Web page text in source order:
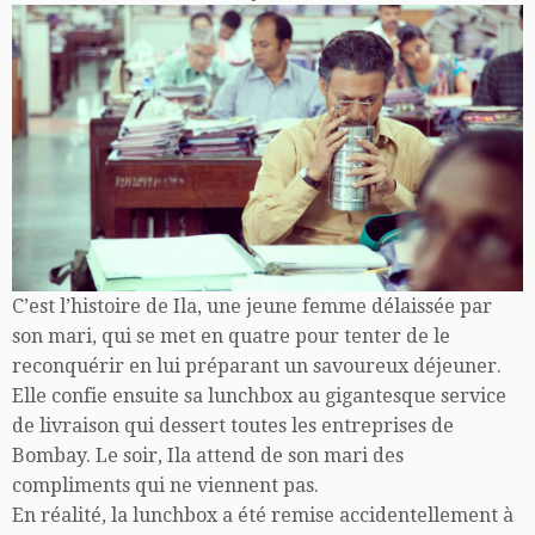
C’est l’histoire de Ila, une jeune femme délaissée par
son mari, qui se met en quatre pour tenter de le
reconquérir en lui préparant un savoureux déjeuner.
Elle confie ensuite sa lunchbox au gigantesque service
de livraison qui dessert toutes les entreprises de
Bombay. Le soir, Ila attend de son mari des
compliments qui ne viennent pas.
En réalité, la lunchbox a été remise accidentellement à